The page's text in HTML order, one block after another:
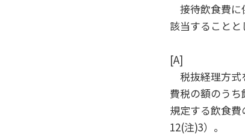
接待飲食費に
該当することと
[A]
税抜経理方式
費税の額のう
規定する飲食
12(注)3）。